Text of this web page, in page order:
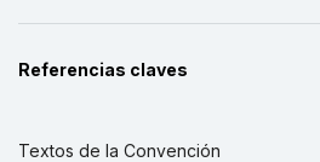
Referencias claves
Textos de la Convención